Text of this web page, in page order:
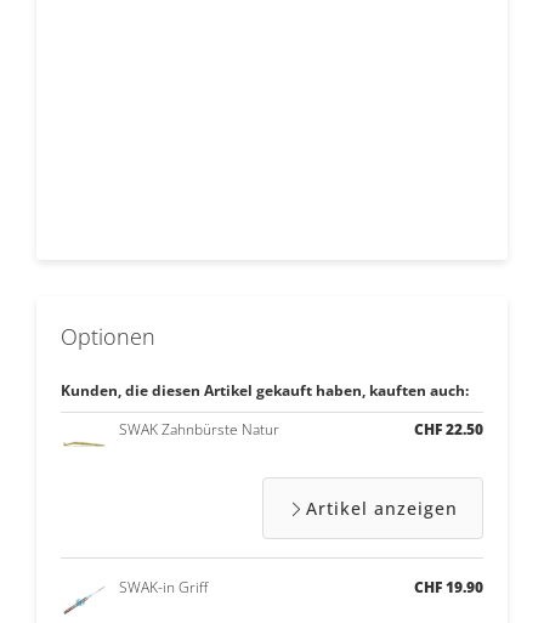
Optionen
Kunden, die diesen Artikel gekauft haben, kauften auch:
SWAK Zahnbürste Natur
CHF 22.50
Artikel anzeigen
SWAK-in Griff CHF 19.90